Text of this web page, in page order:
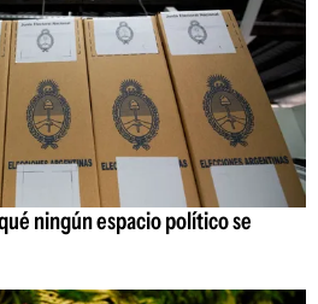
ningún espacio político se